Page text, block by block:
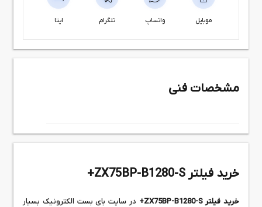
موبایل واتساپ تلگرام ایتا
مشخصات فنی
خرید فیلتر ZX75BP-B1280-S+
خرید فیلتر ZX75BP-B1280-S+
در سایت بای بست الکترونیک بسیار